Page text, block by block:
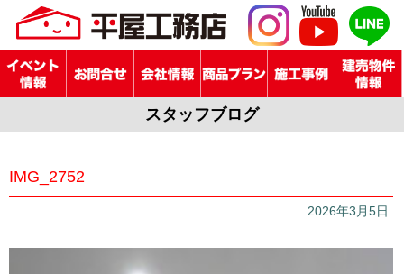
スタッフブログ
IMG_2752
2026年3月5日